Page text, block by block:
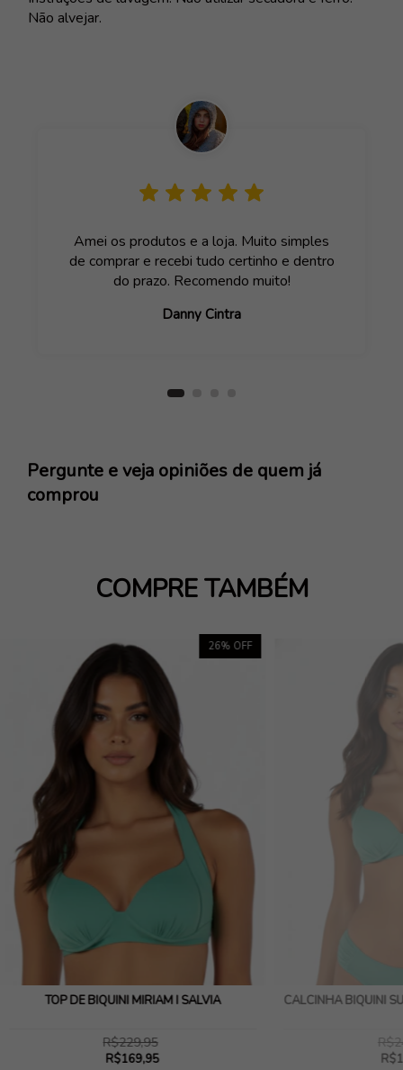
Não alvejar.
Amei os produtos e a loja. Muito simples
de comprar e recebi tudo certinho e dentro
do prazo. Recomendo muito!
Danny Cintra
Pergunte e veja opiniões de quem já
comprou
COMPRE TAMBÉM
26% OFF
TOP DE BIQUÍNI MIRIAM I SALVIA
R$229,95
R$169,95
CALCINHA BIQUÍNI